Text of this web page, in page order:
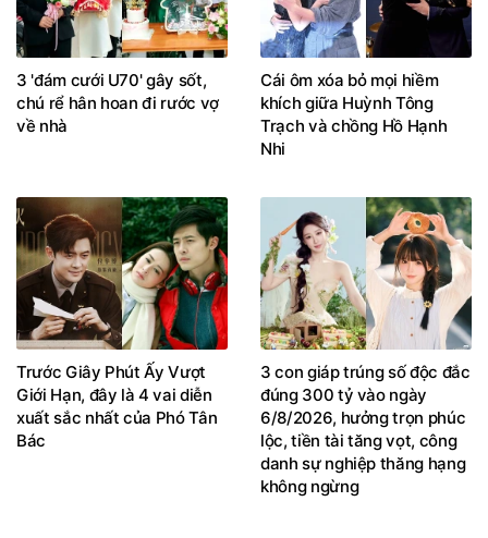
3 'đám cưới U70' gây sốt,
chú rể hân hoan đi rước vợ
về nhà
Cái ôm xóa bỏ mọi hiềm
khích giữa Huỳnh Tông
Trạch và chồng Hồ Hạnh
Nhi
Trước Giây Phút Ấy Vượt
Giới Hạn, đây là 4 vai diễn
xuất sắc nhất của Phó Tân
Bác
3 con giáp trúng số độc đắc
đúng 300 tỷ vào ngày
6/8/2026, hưởng trọn phúc
lộc, tiền tài tăng vọt, công
danh sự nghiệp thăng hạng
không ngừng